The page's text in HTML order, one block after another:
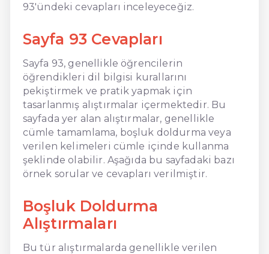
93'ündeki cevapları inceleyeceğiz.
Sayfa 93 Cevapları
Sayfa 93, genellikle öğrencilerin
öğrendikleri dil bilgisi kurallarını
pekiştirmek ve pratik yapmak için
tasarlanmış alıştırmalar içermektedir. Bu
sayfada yer alan alıştırmalar, genellikle
cümle tamamlama, boşluk doldurma veya
verilen kelimeleri cümle içinde kullanma
şeklinde olabilir. Aşağıda bu sayfadaki bazı
örnek sorular ve cevapları verilmiştir.
Boşluk Doldurma
Alıştırmaları
Bu tür alıştırmalarda genellikle verilen